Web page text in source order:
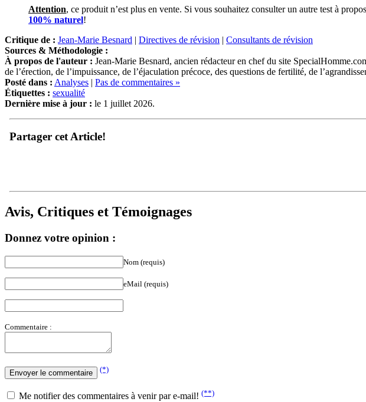
Attention, ce produit n’est plus en vente. Si vous souhaitez consulter un autre test à
100% naturel!
Critique de : Jean-Marie Besnard | Directives de révision | Consultants de révision
Sources & Méthodologie :
À propos de l'auteur : Jean-Marie Besnard, ancien rédacteur en chef du site
de l’érection, de l’impuissance, de l’éjaculation précoce, des questions de fertilité, de
Posté dans : Analyses | Pas de commentaires »
Étiquettes : sexualité
Dernière mise à jour : le 1 juillet 2026.
Partager cet Article!
Avis, Critiques et Témoignages
Donnez votre opinion :
Nom (requis)
eMail (requis)
Commentaire :
(*)
Me notifier des commentaires à venir par e-mail! (**)